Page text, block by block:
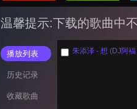
温馨提示:下载的歌曲中
播放列表
历史记录
收藏歌曲
朱添泽 - 想 (DJ阿